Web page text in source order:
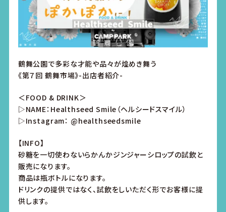
鶴舞公園で多彩な才能や品々が煌めき舞う
《第７回 鶴舞市場》-出店者紹介-
＜FOOD & DRINK＞
▷NAME：Healthseed Smile（ヘルシードスマイル）
▷Instagram： @healthseedsmile
【INFO】
砂糖を一切使わないらかんかジンジャーシロップの試飲と
販売になります。
商品は瓶ボトルになります。
ドリンクの提供ではなく、試飲をしいただく形でお客様に提
供します。